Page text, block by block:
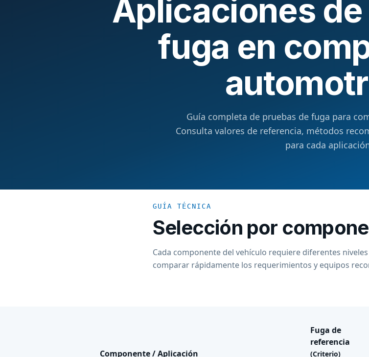
Aplicaciones
fuga en
Guía completa de pruebas de fuga para
Consulta valores de referencia, métodos
para cada
GUÍA TÉCNICA
Selección por
Cada componente del vehículo requiere diferentes
comparar rápidamente los requerimientos y equipos
Componente / Aplicación
Fuga de
referencia
(Criterio)